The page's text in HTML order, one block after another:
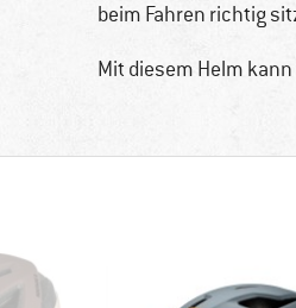
beim Fahren richtig
Mit diesem Helm